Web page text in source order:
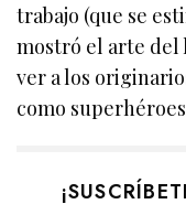
trabajo (que se
mostró el arte del
ver a los
como